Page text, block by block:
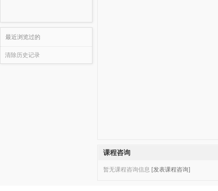
最近浏览过的
清除历史记录
课程咨询
暂无课程咨询信息 [发表课程咨询]